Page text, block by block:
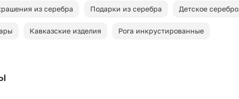
из серебра Подарки из серебра Детское серебро
Кавказские изделия Рога инкрустированные